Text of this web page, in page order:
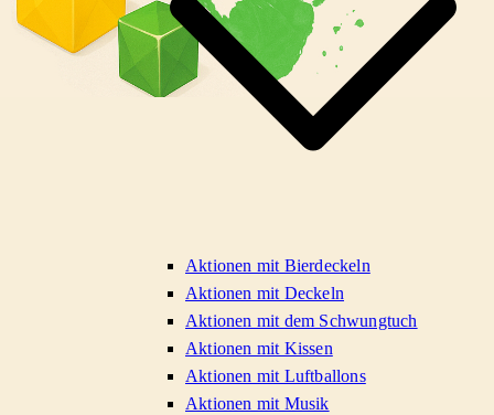
Aktionen mit Bierdeckeln
Aktionen mit Deckeln
Aktionen mit dem Schwungtuch
Aktionen mit Kissen
Aktionen mit Luftballons
Aktionen mit Musik